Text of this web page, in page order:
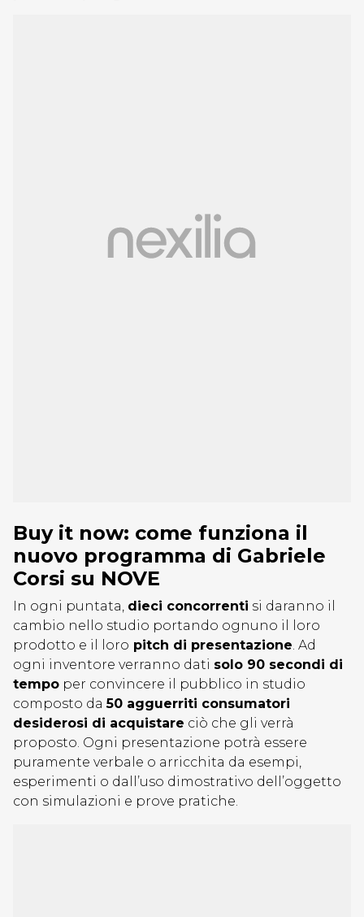
Buy it now: come funziona il
nuovo programma di Gabriele
Corsi su NOVE
In ogni puntata, dieci concorrenti si daranno il
cambio nello studio portando ognuno il loro
prodotto e il loro pitch di presentazione. Ad
ogni inventore verranno dati solo 90 secondi di
tempo per convincere il pubblico in studio
composto da50 agguerriti consumatori
desiderosi di acquistare ciò che gli verrà
proposto. Ogni presentazione potrà essere
puramente verbale o arricchita da esempi,
esperimenti o dall’uso dimostrativo dell’oggetto
con simulazioni e prove pratiche.